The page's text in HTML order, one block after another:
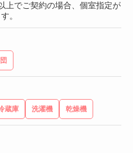
上でご契約の場合、個室指定が
。
蔵庫 洗濯機 乾燥機